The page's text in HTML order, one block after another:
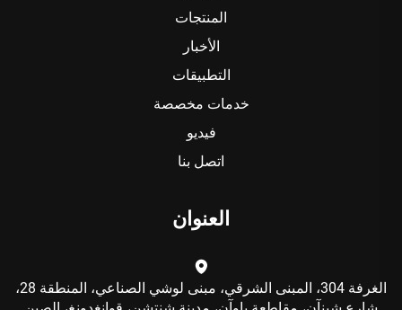
المنتجات
الأخبار
التطبيقات
خدمات مخصصة
فيديو
اتصل بنا
العنوان
الغرفة 304، المبنى الشرقي، مبنى لوشي الصناعي، المنطقة 28،